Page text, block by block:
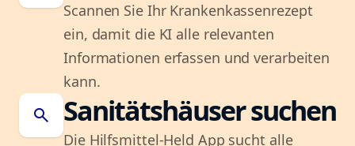
Scannen Sie Ihr Krankenkassenrezept
ein, damit die KI alle relevanten
Informationen erfassen und verarbeiten
kann.
search Sanitätshäuser suchen
Die Hilfsmittel-Held App sucht alle